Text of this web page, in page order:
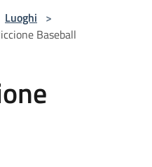
Luoghi >
Baseball